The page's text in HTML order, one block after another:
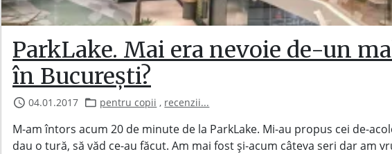
ParkLake. Mai era nevoie de-un
în București?
04.01.2017 pentru copii , recenzii...
M-am întors acum 20 de minute de la ParkLake. Mi-au propus cei de-
dau o tură, să văd ce-au făcut. Am mai fost și-acum câteva seri dar am